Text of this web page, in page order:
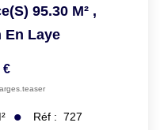
95.30 M² ,
En Laye
€
Réf : 727